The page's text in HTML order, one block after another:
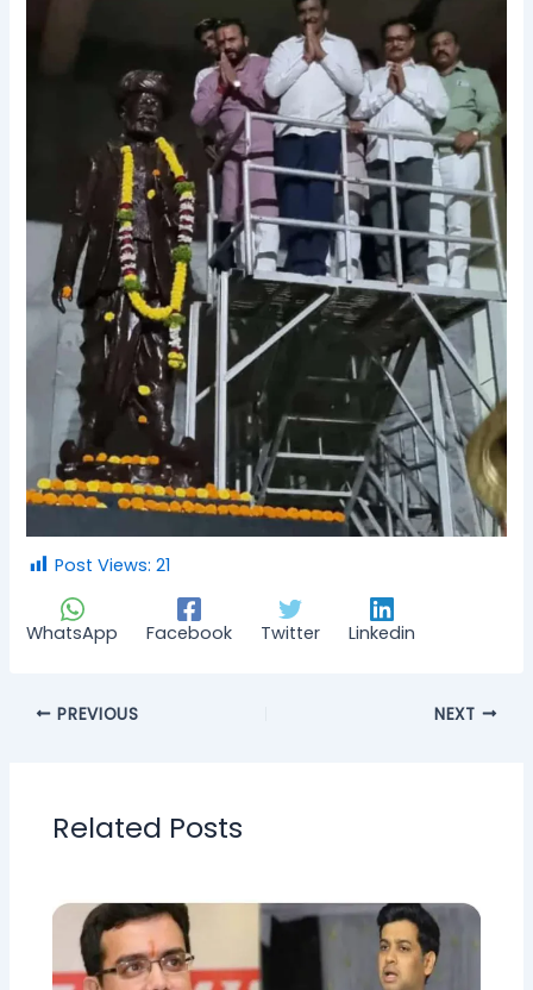
Post Views: 21
WhatsApp Facebook Twitter Linkedin
PREVIOUS NEXT
Related Posts